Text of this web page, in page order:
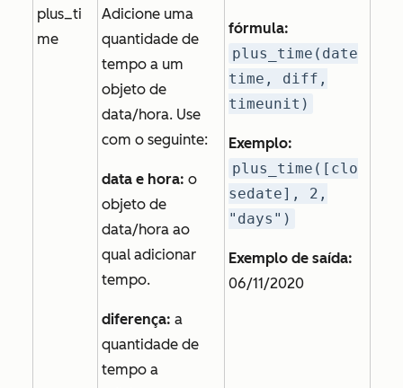
plus_ti
me
Adicione uma
quantidade de
tempo a um
objeto de
data/hora. Use
com o seguinte:
data e hora: o
objeto de
data/hora ao
qual adicionar
tempo.
diferença: a
quantidade de
tempo a
fórmula:
plus_time(date
time, diff,
timeunit)
Exemplo:
plus_time([clo
sedate], 2,
"days")
Exemplo de saída:
06/11/2020